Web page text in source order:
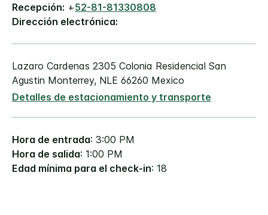
Recepción: +52-81-81330808
Dirección electrónica:
Lazaro Cardenas 2305 Colonia Residencial San
Agustin Monterrey, NLE 66260 Mexico
Detalles de estacionamiento y transporte
Hora de entrada: 3:00 PM
Hora de salida: 1:00 PM
Edad mínima para el check-in: 18